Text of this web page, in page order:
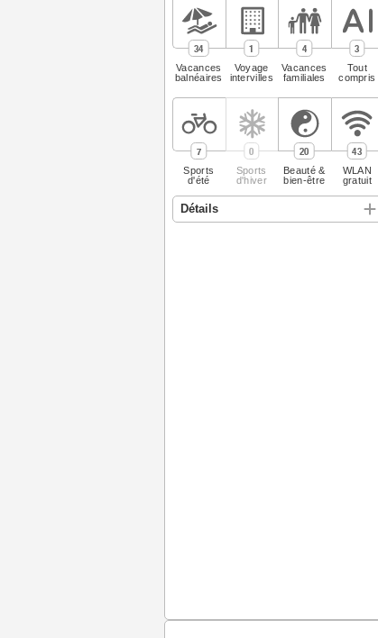
34
Vacances
balnéaires
1
Voyage
intervilles
4
Vacances
familiales
3
Tout
compris
7
Sports
d'été
0
Sports
d'hiver
20
Beauté &
bien-être
43
WLAN
gratuit